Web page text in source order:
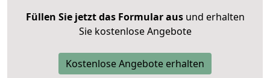
Füllen Sie jetzt das Formular ausund erhalten
Sie kostenlose Angebote
Kostenlose Angebote erhalten